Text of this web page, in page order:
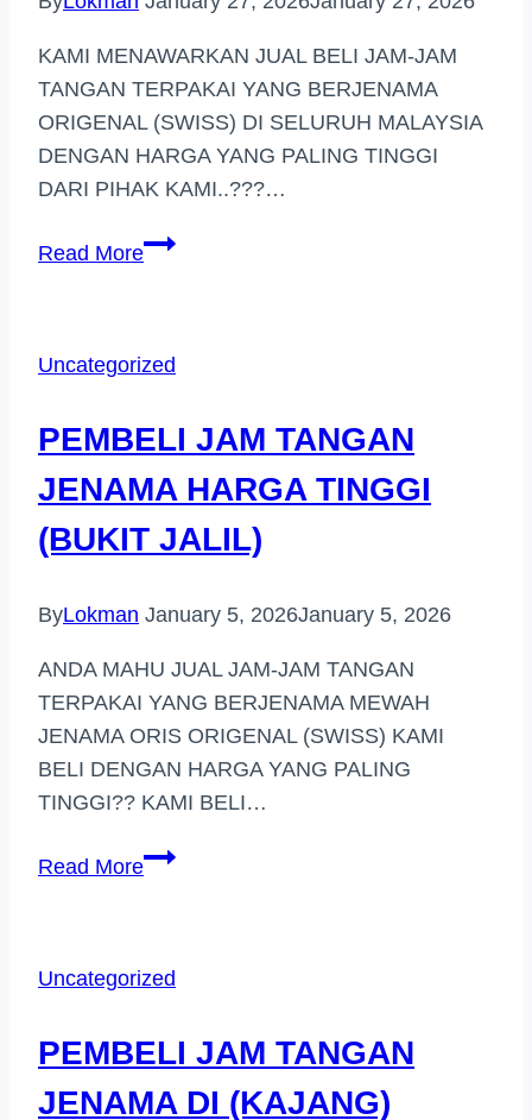
KAMI MENAWARKAN JUAL BELI JAM-JAM
TANGAN TERPAKAI YANG BERJENAMA
ORIGENAL (SWISS) DI SELURUH MALAYSIA
DENGAN HARGA YANG PALING TINGGI
DARI PIHAK KAMI..???…
Read MorePEMBELI
AMPANG
Uncategorized
PEMBELI JAM TANGAN
JENAMA HARGA TINGGI
(BUKIT JALIL)
ByLokman January 5, 2026January 5, 2026
ANDA MAHU JUAL JAM-JAM TANGAN
TERPAKAI YANG BERJENAMA MEWAH
JENAMA ORIS ORIGENAL (SWISS) KAMI
BELI DENGAN HARGA YANG PALING
TINGGI?? KAMI BELI…
Read MorePEMBELI
HARGA
(BUKIT
JALIL)
Uncategorized
PEMBELI JAM TANGAN
JENAMA DI (KAJANG)